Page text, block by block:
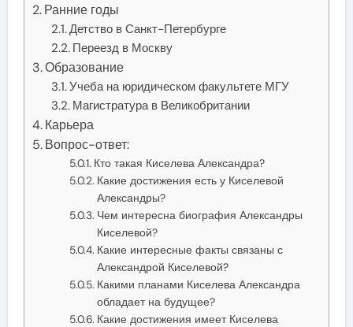
Ранние годы
Детство в Санкт-Петербурге
Переезд в Москву
Образование
Учеба на юридическом факультете МГУ
Магистратура в Великобритании
Карьера
Вопрос-ответ:
Кто такая Киселева Александра?
Какие достижения есть у Киселевой
Александры?
Чем интересна биография Александры
Киселевой?
Какие интересные факты связаны с
Александрой Киселевой?
Какими планами Киселева Александра
обладает на будущее?
Какие достижения имеет Киселева